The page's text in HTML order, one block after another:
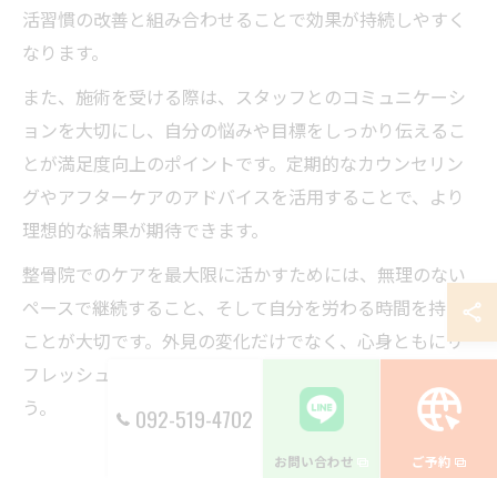
活習慣の改善と組み合わせることで効果が持続しやすく
なります。
また、施術を受ける際は、スタッフとのコミュニケーシ
ョンを大切にし、自分の悩みや目標をしっかり伝えるこ
とが満足度向上のポイントです。定期的なカウンセリン
グやアフターケアのアドバイスを活用することで、より
理想的な結果が期待できます。
整骨院でのケアを最大限に活かすためには、無理のない
ペースで継続すること、そして自分を労わる時間を持つ
ことが大切です。外見の変化だけでなく、心身ともにリ
フレッシュできる整骨院の活用法を見つけてみましょ
う。
092-519-4702
お問い合わせ ご予約